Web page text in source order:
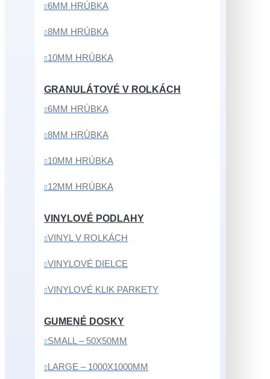
6MM HRÚBKA
8MM HRÚBKA
10MM HRÚBKA
GRANULÁTOVÉ V ROLKÁCH
6MM HRÚBKA
8MM HRÚBKA
10MM HRÚBKA
12MM HRÚBKA
VINYLOVÉ PODLAHY
VINYL V ROLKÁCH
VINYLOVÉ DIELCE
VINYLOVÉ KLIK PARKETY
GUMENÉ DOSKY
SMALL – 50X50MM
LARGE – 1000X1000MM